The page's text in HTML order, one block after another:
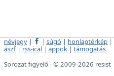
névjegy | | súgó | honlaptérkép |
ászf | rss-ical | appok | támogatás
Sorozat figyelő - © 2009-2026 resist